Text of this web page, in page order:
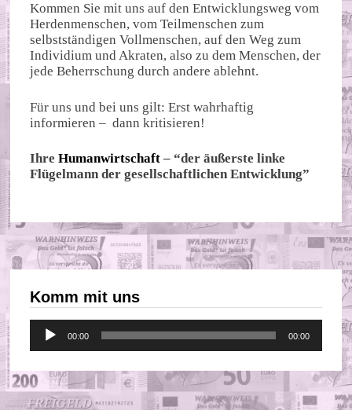
Kommen Sie mit uns auf den Entwicklungsweg vom
Herdenmenschen, vom Teilmenschen zum
selbstständigen Vollmenschen, auf den Weg zum
Individium und Akraten, also zu dem Menschen, der
jede Beherrschung durch andere ablehnt.
Für uns und bei uns gilt: Erst wahrhaftig
informieren – dann kritisieren!
IhreHumanwirtschaft – “der äußerste linke
Flügelmann der gesellschaftlichen Entwicklung”
Komm mit uns
Audio-
Player
00:00 00:00